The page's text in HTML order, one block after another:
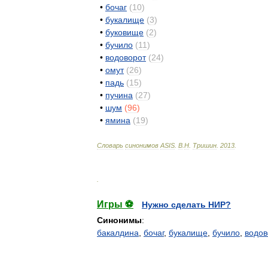
• бочаг (10)
• букалище (3)
• буковище (2)
• бучило (11)
• водоворот (24)
• омут (26)
• падь (15)
• пучина (27)
• шум (96)
• ямина (19)
Словарь синонимов ASIS В Н Тришин 2013
Игры ⚽
Нужно сделать НИР?
Синонимы:
бакалдина бочаг, букалище бучило